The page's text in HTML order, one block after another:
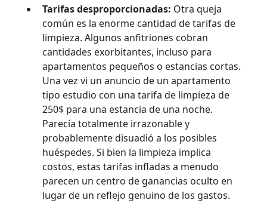
Tarifas desproporcionadas: Otra queja
común es la enorme cantidad de tarifas de
limpieza. Algunos anfitriones cobran
cantidades exorbitantes, incluso para
apartamentos pequeños o estancias cortas.
Una vez vi un anuncio de un apartamento
tipo estudio con una tarifa de limpieza de
250$ para una estancia de una noche.
Parecía totalmente irrazonable y
probablemente disuadió a los posibles
huéspedes. Si bien la limpieza implica
costos, estas tarifas infladas a menudo
parecen un centro de ganancias oculto en
lugar de un reflejo genuino de los gastos.